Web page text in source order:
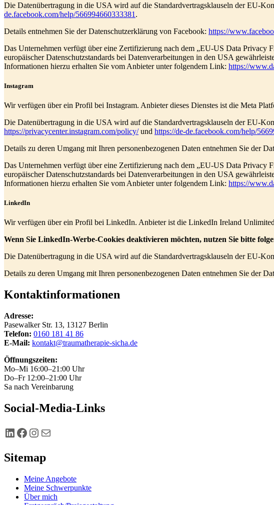
Die Datenübertragung in die USA wird auf die Standardvertragsklauseln der EU-
de.facebook.com/help/566994660333381 .
Details entnehmen Sie der Datenschutzerklärung von Facebook: https://
Das Unternehmen verfügt über eine Zertifizierung nach dem „EU-US Data
europäischer Datenschutzstandards bei Datenverarbeitungen in den USA
Informationen hierzu erhalten Sie vom Anbieter unter folgendem Link: https://
Instagram
Wir verfügen über ein Profil bei Instagram. Anbieter dieses Dienstes ist die Meta
Die Datenübertragung in die USA wird auf die Standardvertragsklauseln der EU-
https://privacycenter.instagram.com/policy/und https://de-de.facebook.com/help/
Details zu deren Umgang mit Ihren personenbezogenen Daten entnehmen Sie der
Das Unternehmen verfügt über eine Zertifizierung nach dem „EU-US Data
europäischer Datenschutzstandards bei Datenverarbeitungen in den USA
Informationen hierzu erhalten Sie vom Anbieter unter folgendem Link: https://
LinkedIn
Wir verfügen über ein Profil bei LinkedIn. Anbieter ist die LinkedIn Ireland
Wenn Sie LinkedIn-Werbe-Cookies deaktivieren möchten, nutzen Sie bitte
Die Datenübertragung in die USA wird auf die Standardvertragsklauseln der EU-
Details zu deren Umgang mit Ihren personenbezogenen Daten entnehmen Sie der
Kontaktinformationen
Adresse:
Pasewalker Str. 13, 13127 Berlin
Telefon: 0160 181 41 86
E-Mail: kontakt@traumatherapie-sicha.de
Öffnungszeiten:
Mo–Mi 16:00–21:00 Uhr
Do–Fr 12:00–21:00 Uhr
Sa nach Vereinbarung
Social-Media-Links
LinkedIn
Facebook
Instagram
Newsletter
Sitemap
Meine Angebote
Meine Schwerpunkte
Über mich